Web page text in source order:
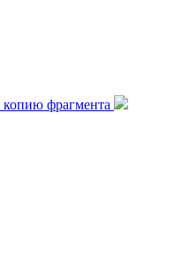
копию фрагмента